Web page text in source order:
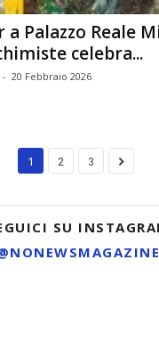
Palazzo Reale
celebra...
- 20 Febbraio 2026
1 2 3
SU